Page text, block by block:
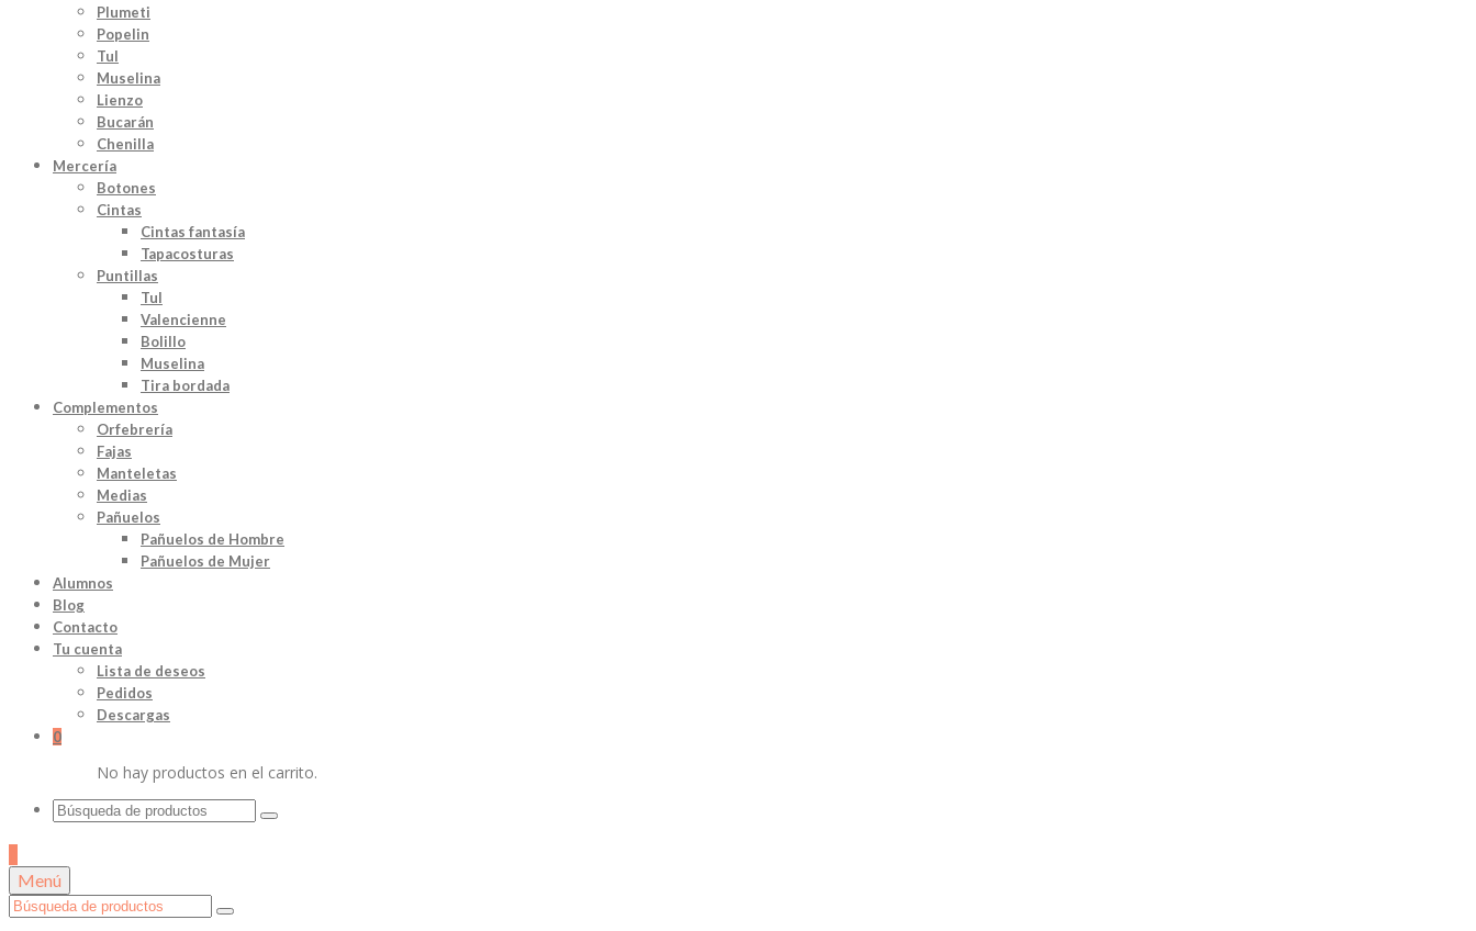
Plumeti
Popelin
Tul
Muselina
Lienzo
Bucarán
Chenilla
Mercería
Botones
Cintas
Cintas fantasía
Tapacosturas
Puntillas
Tul
Valencienne
Bolillo
Muselina
Tira bordada
Complementos
Orfebrería
Fajas
Manteletas
Medias
Pañuelos
Pañuelos de Hombre
Pañuelos de Mujer
Alumnos
Blog
Contacto
Tu cuenta
Lista de deseos
Pedidos
Descargas
0
No hay productos en el carrito.
Buscar
Menú
Buscar